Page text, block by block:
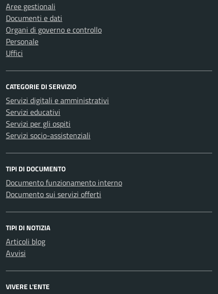
Aree gestionali
Documenti e dati
Organi di governo e controllo
Personale
Uffici
CATEGORIE DI SERVIZIO
Servizi digitali e amministrativi
Servizi educativi
Servizi per gli ospiti
Servizi socio-assistenziali
TIPI DI DOCUMENTO
Documento funzionamento interno
Documento sui servizi offerti
TIPI DI NOTIZIA
Articoli blog
Avvisi
VIVERE L'ENTE